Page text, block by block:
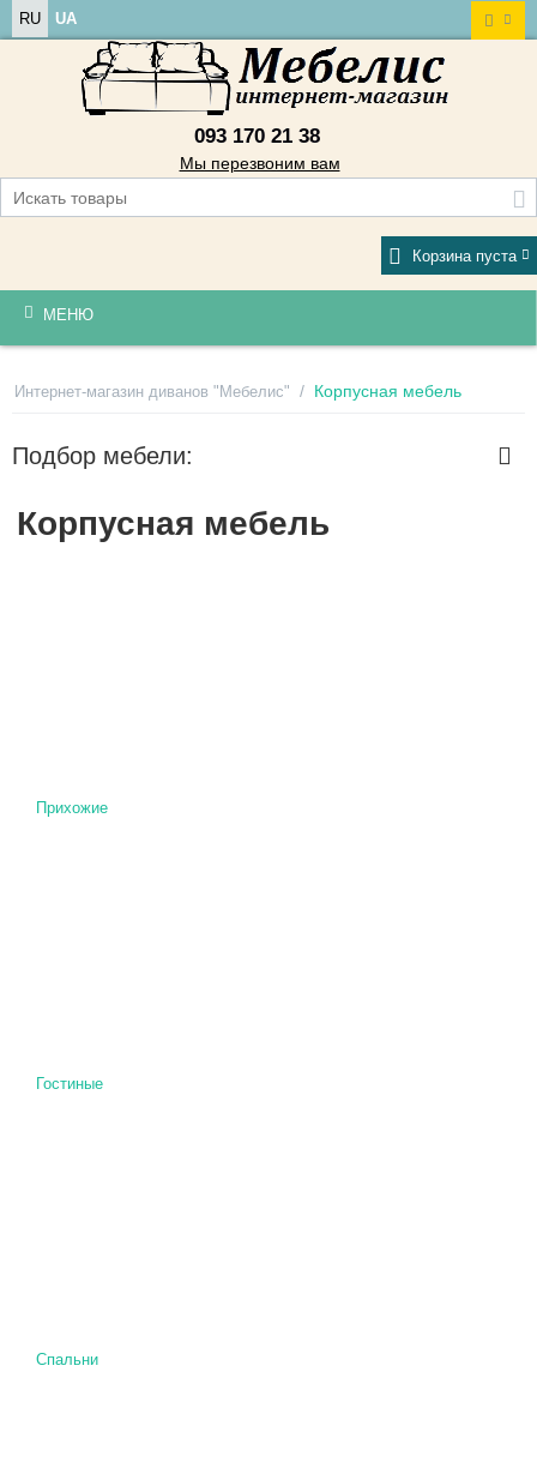
RU UA
093 170 21 38
Мы перезвоним вам
Корзина пуста
МЕНЮ
Интернет-магазин диванов "Мебелис" / Корпусная мебель
Подбор мебели:
Корпусная мебель
Прихожие
Гостиные
Спальни